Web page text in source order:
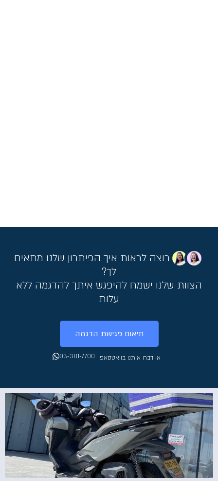
רוצה לראות איך הפיתרון שלנו מתאים
לך?
הצוות שלנו ישמח להיפגש איתך להדגמה ללא
עלות
תיאום פגישת הדגמה
או דברו איתנו בוואטסאפ 03-381-7700